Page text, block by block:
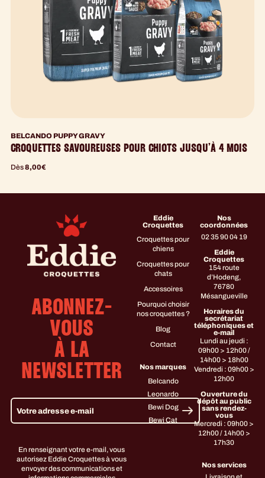
BELCANDO PUPPY GRAVY
CROQUETTES SAVOUREUSES POUR CHIOTS JUSQU’À 4 MOIS
Dès8,00€
ABONNEZ-
VOUS
À LA
NEWSLETTER
En renseignant votre e-mail, vous
autorisez Eddie Croquettes à vous
envoyer des communications et
Eddie
Croquettes
Croquettes pour
chiens
Croquettes pour
chats
Accessoires
Pourquoi choisir
nos croquettes ?
Blog
Contact
Nos marques
Belcando
Leonardo
Bewi Dog
Bewi Cat
Nos
coordonnées
02 35 90 04 19
Eddie
Croquettes
154 route
d’Hodeng,
76780
Mésangueville
Horaires du
secrétariat
téléphoniques et
e-mail
Lundi au jeudi :
09h00 > 12h00 /
14h00 > 18h00
Vendredi : 09h00 >
12h00
Ouverture du
dépôt au public
sans rendez-
vous
Mercredi : 09h00 >
12h00 / 14h00 >
17h30
Nos services